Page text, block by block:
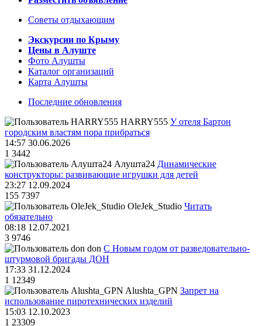
Советы отдыхающим
Экскурсии по Крыму
Цены в Алуште
Фото Алушты
Каталог организаций
Карта Алушты
Последние обновления
HARRY555 У отеля Бартон
городским властям пора прибраться
14:57 30.06.2026
1 3442
Алушта24 Динамические
конструкторы: развивающие игрушки для детей
23:27 12.09.2024
155 7397
OleJek_Studio Читать
обязательно
08:18 12.07.2021
3 9746
don С Новым годом от разведовательно-
штурмовой бригады ДОН
17:33 31.12.2024
1 12349
Alushta_GPN Запрет на
использование пиротехнических изделий
15:03 12.10.2023
1 23309